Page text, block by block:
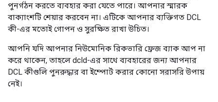
পুনর্গঠন করতে ব্যবহার করা যেতে পারে। আপনার স্মারক
বাক্যাংশটি শেয়ার করবেন না। এটিকে আপনার ব্যক্তিগত DCL
কী-এর মতোই গোপন ও সুরক্ষিত রাখা উচিত।
আপনি যদি আপনার নিউমোনিক রিকভারি ফ্রেজ ব্যাক আপ না
করে থাকেন, তাহলে dcld-এর সাথে ব্যবহারের জন্য আপনার
DCL কীগুলি পুনরুদ্ধার বা ইম্পোর্ট করার কোনো সরাসরি উপায়
নেই।